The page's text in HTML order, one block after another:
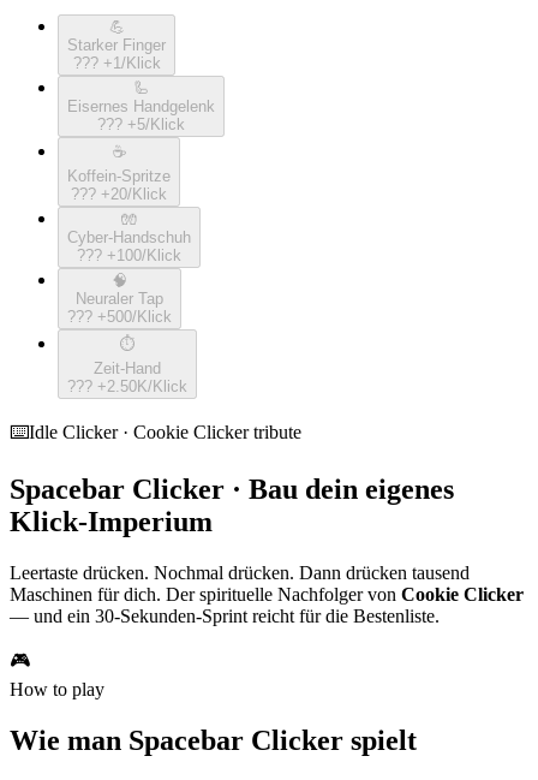
💪
Starker Finger
??? +1/Klick
🦾
Eisernes Handgelenk
??? +5/Klick
☕️
Koffein-Spritze
??? +20/Klick
🧤
Cyber-Handschuh
??? +100/Klick
🧠
Neuraler Tap
??? +500/Klick
⏱️
Zeit-Hand
??? +2.50K/Klick
⌨️Idle Clicker · Cookie Clicker tribute
Spacebar Clicker · Bau dein eigenes
Klick-Imperium
Leertaste drücken. Nochmal drücken. Dann drücken tausend
Maschinen für dich. Der spirituelle Nachfolger von Cookie Clicker
— und ein 30-Sekunden-Sprint reicht für die Bestenliste.
🎮
How to play
Wie man Spacebar Clicker spielt